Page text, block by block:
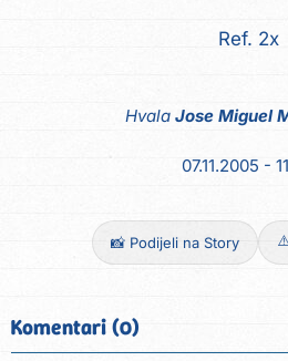
Ref. 2x
Hvala Jose Miguel
07.11.2005 -
📸 Podijeli na Story
Komentari (0)